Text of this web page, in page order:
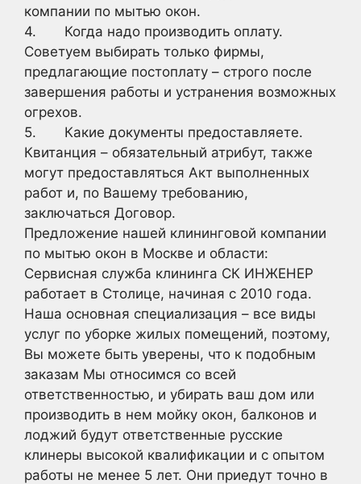
компании по мытью окон.
4. Когда надо производить оплату.
Советуем выбирать только фирмы,
предлагающие постоплату – строго после
завершения работы и устранения возможных
огрехов.
5. Какие документы предоставляете.
Квитанция – обязательный атрибут, также
могут предоставляться Акт выполненных
работ и, по Вашему требованию,
заключаться Договор.
Предложение нашей клининговой компании
по мытью окон в Москве и области:
Сервисная служба клининга СК ИНЖЕНЕР
работает в Столице, начиная с 2010 года.
Наша основная специализация – все виды
услуг по уборке жилых помещений, поэтому,
Вы можете быть уверены, что к подобным
заказам Мы относимся со всей
ответственностью, и убирать ваш дом или
производить в нем мойку окон, балконов и
лоджий будут ответственные русские
клинеры высокой квалификации и с опытом
работы не менее 5 лет. Они приедут точно в